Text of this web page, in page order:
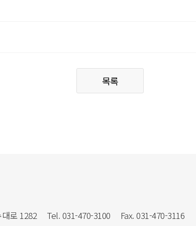
목록
로 1282 Tel. 031-470-3100 Fax. 031-470-3116